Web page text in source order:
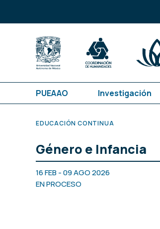
PUEAAO Investigación
EDUCACIÓN CONTINUA
Género e Infancia
16 FEB - 09 AGO 2026
EN PROCESO